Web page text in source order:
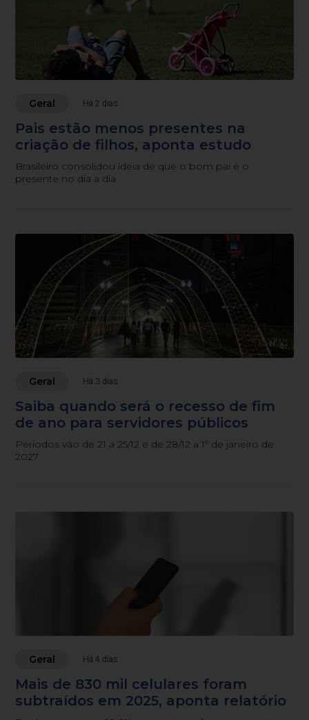
Geral Há 2 dias
Pais estão menos presentes na
criação de filhos, aponta estudo
Brasileiro consolidou ideia de que o bom pai é o
presente no dia a dia
Geral Há 3 dias
Saiba quando será o recesso de fim
de ano para servidores públicos
Períodos vão de 21 a 25/12 e de 28/12 a 1º de janeiro de
2027
Geral Há 4 dias
Mais de 830 mil celulares foram
subtraídos em 2025, aponta relatório